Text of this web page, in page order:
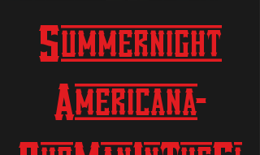
Summernight
Americana-